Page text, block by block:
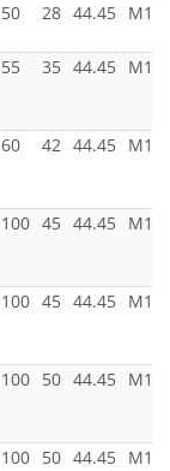
50 28 44.45
55 35 44.45
60 42 44.45
100 45 44.45
100 45 44.45
100 50 44.45
100 50 44.45